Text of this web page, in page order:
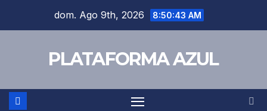
dom. Ago 9th, 2026 8:50:44 AM
PLATAFORMA AZUL